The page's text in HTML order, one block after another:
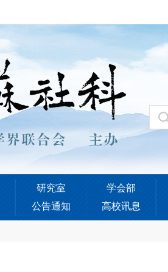
研究室 学会部
公告通知 高校讯息